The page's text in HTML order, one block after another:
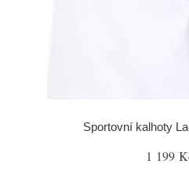
Sportovní kalhoty
1 199